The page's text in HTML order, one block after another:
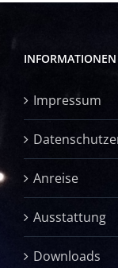
INFORMATIONEN
Impressum
Anreise
Ausstattung
Downloads